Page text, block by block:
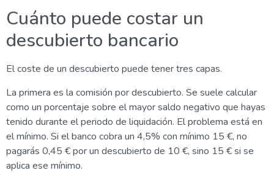
Cuánto puede costar un
descubierto bancario
El coste de un descubierto puede tener tres capas.
La primera es la comisión por descubierto. Se suele calcular
como un porcentaje sobre el mayor saldo negativo que hayas
tenido durante el periodo de liquidación. El problema está en
el mínimo. Si el banco cobra un 4,5% con mínimo 15 €, no
pagarás 0,45 € por un descubierto de 10 €, sino 15 € si se
aplica ese mínimo.